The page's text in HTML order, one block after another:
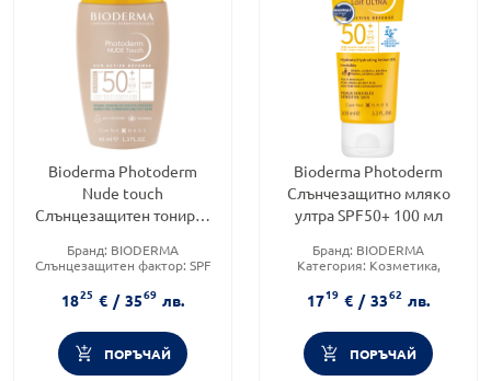
Bioderma Photoderm
Nude touch
Слънцезащитен тониран
40 мл
Бранд: BIODERMA
Слънцезащитен фактор: SPF
Форма на продукта:крем
1825 € / 3569 лв.
ПОРЪЧАЙ
Bioderma Photoderm
Слънчезащитно мляко
ултра SPF50+ 100 мл
Бранд: BIODERMA
Категория: Козметика,
Продуктова линия:
PHOTODERM
1719 € / 3362 лв.
ПОРЪЧАЙ